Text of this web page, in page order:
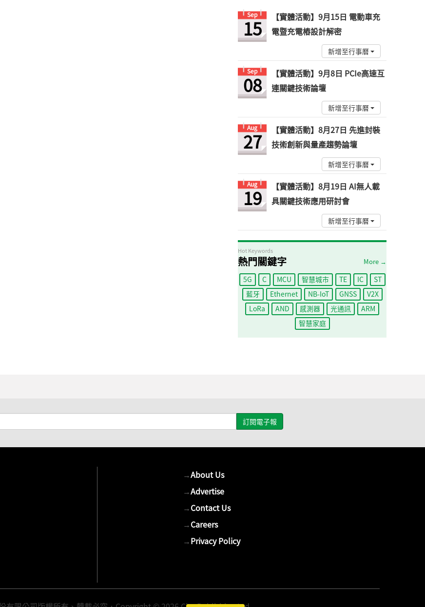
Sep
15
【實體活動】9月15日 電動車充
電暨充電樁設計解密
新增至行事曆
Sep
08
【實體活動】9月8日 PCIe高速互
連關鍵技術論壇
新增至行事曆
Aug
27
【實體活動】8月27日 先進封裝
技術創新與量產趨勢論壇
新增至行事曆
Aug
19
【實體活動】8月19日 AI無人載
具關鍵技術應用研討會
新增至行事曆
Hot Keywords
熱門關鍵字 More →
5G C MCU 智慧城市 TE IC
ST
藍牙
Ethernet NB-IoT GNSS
V2X
LoRa
AND 感測器 光通訊
ARM
智慧家庭
→About Us
→Advertise
→Contact Us
→Careers
→Privacy Policy